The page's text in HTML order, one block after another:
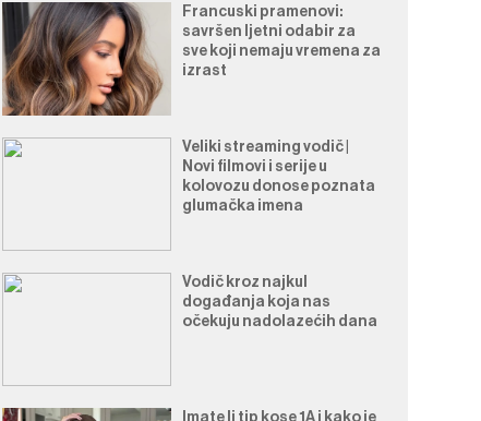
Francuski pramenovi:
savršen ljetni odabir za
sve koji nemaju vremena za
izrast
Veliki streaming vodič |
Novi filmovi i serije u
kolovozu donose poznata
glumačka imena
Vodič kroz najkul
događanja koja nas
očekuju nadolazećih dana
Imate li tip kose 1A i kako je